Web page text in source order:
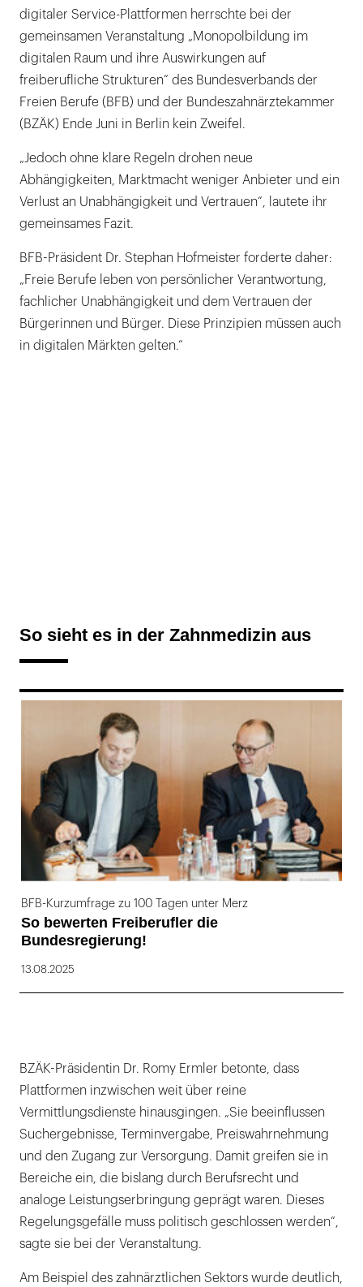
digitaler Service-Plattformen herrschte bei der
gemeinsamen Veranstaltung „Monopolbildung im
digitalen Raum und ihre Auswirkungen auf
freiberufliche Strukturen“ des Bundesverbands der
Freien Berufe (BFB) und der Bundeszahnärztekammer
(BZÄK) Ende Juni in Berlin kein Zweifel.
„Jedoch ohne klare Regeln drohen neue
Abhängigkeiten, Marktmacht weniger Anbieter und ein
Verlust an Unabhängigkeit und Vertrauen“, lautete ihr
gemeinsames Fazit.
BFB-Präsident Dr. Stephan Hofmeister forderte daher:
„Freie Berufe leben von persönlicher Verantwortung,
fachlicher Unabhängigkeit und dem Vertrauen der
Bürgerinnen und Bürger. Diese Prinzipien müssen auch
in digitalen Märkten gelten.“
So sieht es in der Zahnmedizin aus
BFB-Kurzumfrage zu 100 Tagen unter Merz
So bewerten Freiberufler die
Bundesregierung!
13.08.2025
BZÄK-Präsidentin Dr. Romy Ermler betonte, dass
Plattformen inzwischen weit über reine
Vermittlungsdienste hinausgingen. „Sie beeinflussen
Suchergebnisse, Terminvergabe, Preiswahrnehmung
und den Zugang zur Versorgung. Damit greifen sie in
Bereiche ein, die bislang durch Berufsrecht und
analoge Leistungserbringung geprägt waren. Dieses
Regelungsgefälle muss politisch geschlossen werden“,
sagte sie bei der Veranstaltung.
Am Beispiel des zahnärztlichen Sektors wurde deutlich,